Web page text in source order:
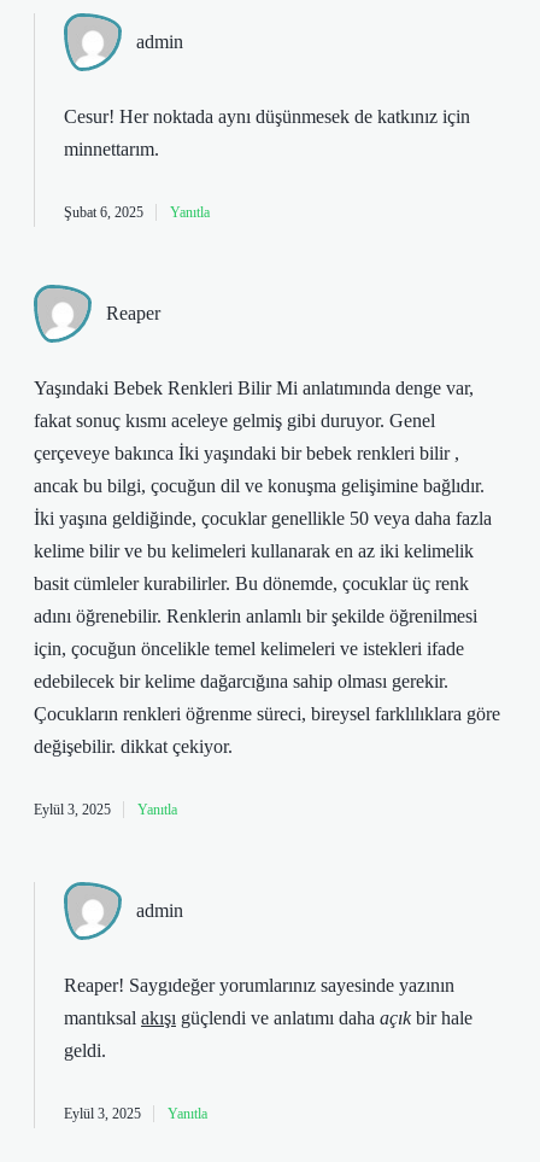
admin
Cesur! Her noktada aynı düşünmesek de katkınız için
minnettarım.
Şubat 6, 2025 Yanıtla
Reaper
Yaşındaki Bebek Renkleri Bilir Mi anlatımında denge var,
fakat sonuç kısmı aceleye gelmiş gibi duruyor. Genel
çerçeveye bakınca İki yaşındaki bir bebek renkleri bilir ,
ancak bu bilgi, çocuğun dil ve konuşma gelişimine bağlıdır.
İki yaşına geldiğinde, çocuklar genellikle 50 veya daha fazla
kelime bilir ve bu kelimeleri kullanarak en az iki kelimelik
basit cümleler kurabilirler. Bu dönemde, çocuklar üç renk
adını öğrenebilir. Renklerin anlamlı bir şekilde öğrenilmesi
için, çocuğun öncelikle temel kelimeleri ve istekleri ifade
edebilecek bir kelime dağarcığına sahip olması gerekir.
Çocukların renkleri öğrenme süreci, bireysel farklılıklara göre
değişebilir. dikkat çekiyor.
Eylül 3, 2025 Yanıtla
admin
Reaper! Saygıdeğer yorumlarınız sayesinde yazının
mantıksal akışı güçlendi ve anlatımı daha açıkbir hale
geldi.
Eylül 3, 2025 Yanıtla